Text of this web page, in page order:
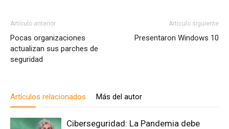
Artículo anterior
Pocas organizaciones
actualizan sus parches de
seguridad
Artículo siguiente
Presentaron Windows 10
Artículos relacionados Más del autor
Ciberseguridad: La Pandemia debe